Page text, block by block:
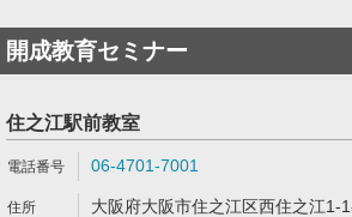
開成教育セミナー
住之江駅前教室
06-4701-7001
大阪府大阪市住之江区西住之江1-